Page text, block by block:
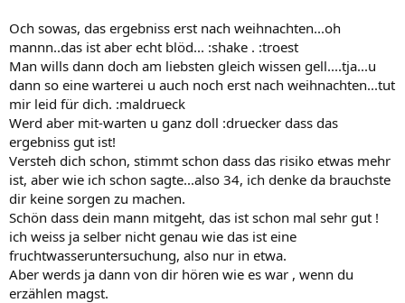
Och sowas, das ergebniss erst nach weihnachten...oh
mannn..das ist aber echt blöd... :shake . :troest
Man wills dann doch am liebsten gleich wissen gell....tja...u
dann so eine warterei u auch noch erst nach weihnachten...tut
mir leid für dich. :maldrueck
Werd aber mit-warten u ganz doll :druecker dass das
ergebniss gut ist!
Versteh dich schon, stimmt schon dass das risiko etwas mehr
ist, aber wie ich schon sagte...also 34, ich denke da brauchste
dir keine sorgen zu machen.
Schön dass dein mann mitgeht, das ist schon mal sehr gut !
ich weiss ja selber nicht genau wie das ist eine
fruchtwasseruntersuchung, also nur in etwa.
Aber werds ja dann von dir hören wie es war , wenn du
erzählen magst.